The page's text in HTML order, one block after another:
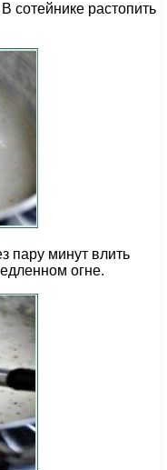
сотейнике растопить
пару минут влить
огне.